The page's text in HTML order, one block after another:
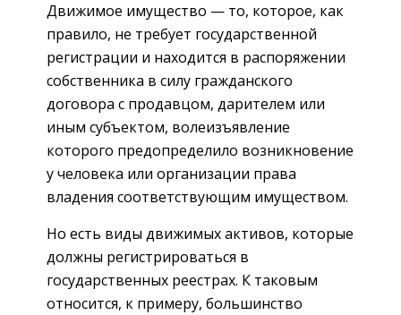
Движимое имущество — то, которое, как
правило, не требует государственной
регистрации и находится в распоряжении
собственника в силу гражданского
договора с продавцом, дарителем или
иным субъектом, волеизъявление
которого предопределило возникновение
у человека или организации права
владения соответствующим имуществом.
Но есть виды движимых активов, которые
должны регистрироваться в
государственных реестрах. К таковым
относится, к примеру, большинство